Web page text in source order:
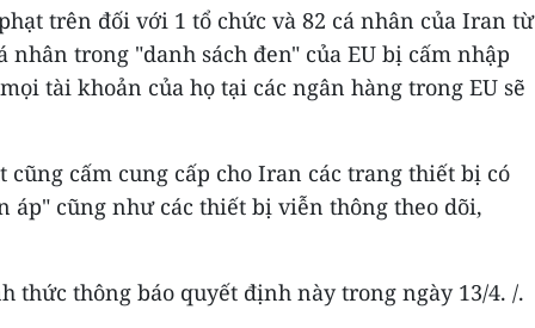
trên đối với 1 tổ chức và 82 cá nhân của Iran từ
nhân trong "danh sách đen" của EU bị cấm nhập
tài khoản của họ tại các ngân hàng trong EU sẽ
cấm cung cấp cho Iran các trang thiết bị có
áp" cũng như các thiết bị viễn thông theo dõi,
thức thông báo quyết định này trong ngày 13/4. /.